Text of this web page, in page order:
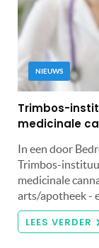
NIEUWS
Trimbos-
medicinale
In een door
Trimbos-
medicinale
arts/apotheek -
LEES VERDER